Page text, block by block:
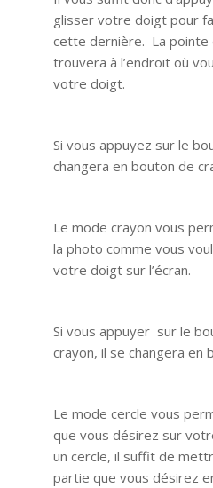
glisser votre doigt pour
cette dernière. La pointe
trouvera à l’endroit où
votre doigt.
Si vous appuyez sur le
changera en bouton de
Le mode crayon vous
la photo comme vous
votre doigt sur l’écran.
Si vous appuyer sur le
crayon, il se changera en
Le mode cercle vous
que vous désirez sur
un cercle, il suffit de
partie que vous désirez